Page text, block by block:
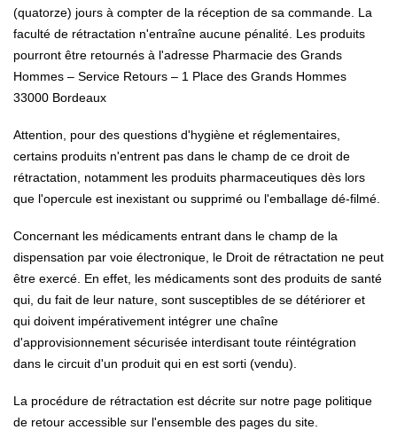
(quatorze) jours à compter de la réception de sa commande. La
faculté de rétractation n'entraîne aucune pénalité. Les produits
pourront être retournés à l'adresse Pharmacie des Grands
Hommes – Service Retours – 1 Place des Grands Hommes
33000 Bordeaux
Attention, pour des questions d'hygiène et réglementaires,
certains produits n'entrent pas dans le champ de ce droit de
rétractation, notamment les produits pharmaceutiques dès lors
que l'opercule est inexistant ou supprimé ou l'emballage dé-filmé.
Concernant les médicaments entrant dans le champ de la
dispensation par voie électronique, le Droit de rétractation ne peut
être exercé. En effet, les médicaments sont des produits de santé
qui, du fait de leur nature, sont susceptibles de se détériorer et
qui doivent impérativement intégrer une chaîne
d'approvisionnement sécurisée interdisant toute réintégration
dans le circuit d'un produit qui en est sorti (vendu).
La procédure de rétractation est décrite sur notre page politique
de retour accessible sur l'ensemble des pages du site.